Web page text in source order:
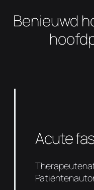
Benieuwd
Acute